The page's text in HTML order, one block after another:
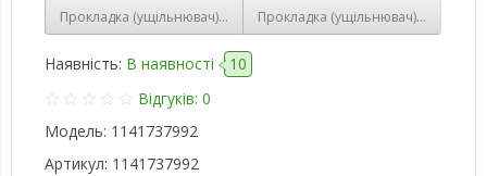
Прокладка (ущільнювач) для бойлера ELECTROLUX
Прокладка (ущільнювач)
Наявність: В наявності
10
Відгуків: 0
Модель: 1141737992
Артикул: 1141737992